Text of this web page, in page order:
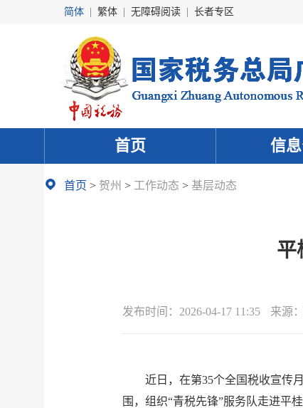
简体 繁体 无障碍阅读 长者专区
首页 信
首页 > 贺州 > 工作动态 > 基层动态
平
发布时间： 2026-04-17 11:35 来源：
近日，在第35个全国税收宣传
围，组织“青税先锋”服务队走进平